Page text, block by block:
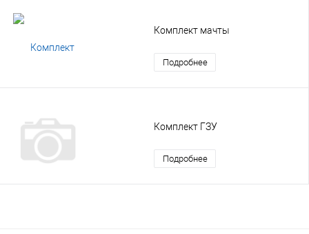
Комплект мачты
Подробнее
Комплект ГЗУ
Подробнее